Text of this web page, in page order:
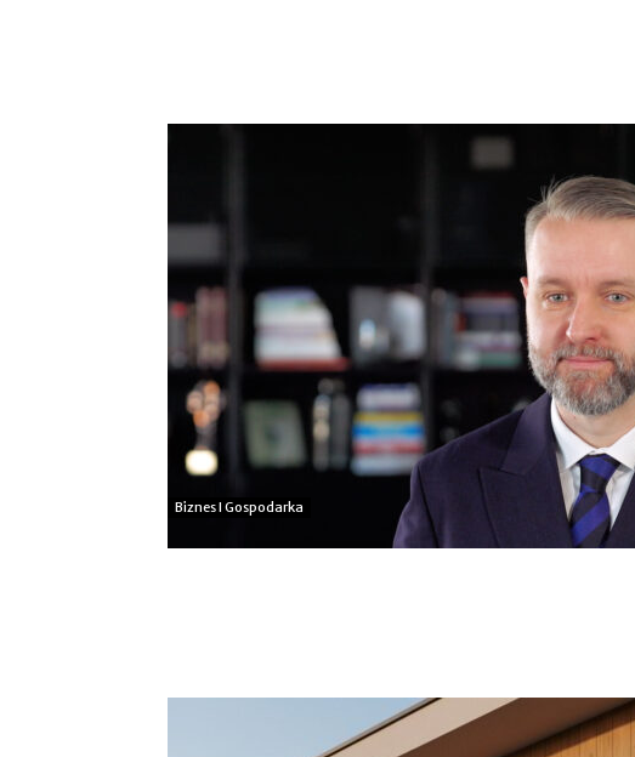
Biznes I Gospodarka